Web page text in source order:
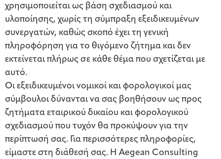
χρησιμοποιείται ως βάση σχεδιασμού και
υλοποίησης, χωρίς τη σύμπραξη εξειδικευμένων
συνεργατών, καθώς σκοπό έχει τη γενική
πληροφόρηση για το θιγόμενο ζήτημα και δεν
εκτείνεται πλήρως σε κάθε θέμα που σχετίζεται με
αυτό.
Οι εξειδικευμένοι νομικοί και φορολογικοί μας
σύμβουλοι δύνανται να σας βοηθήσουν ως προς
ζητήματα εταιρικού δικαίου και φορολογικού
σχεδιασμού που τυχόν θα προκύψουν για την
περίπτωσή σας. Για περισσότερες πληροφορίες,
είμαστε στη διάθεσή σας. Η Aegean Consulting